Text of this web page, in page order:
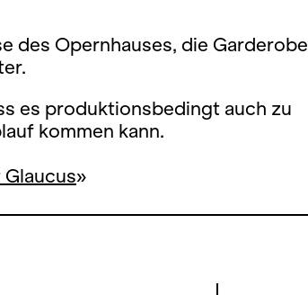
des Opernhauses, die Garderobe
es produktionsbedingt auch zu
kommen kann.
Glaucus»